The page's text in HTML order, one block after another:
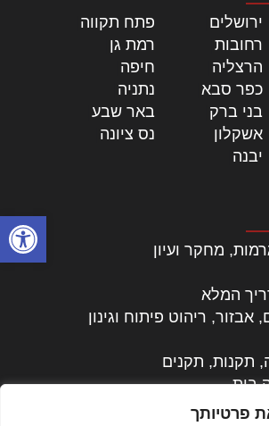
פתח
פרטיותך
ירושלים פתח תקווה
רחובות רמת גן
הרצליה חיפה
כפר סבא נתניה
בני ברק באר שבע
אשקלון נס ציונה
יבנה
מחקר ועיון
המלא
אבזור, ריהוט פיתוח וגינון
תקנות, תקנים
בית
ועסקאות